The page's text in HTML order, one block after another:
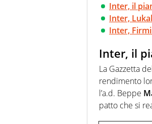
Inter, il
Inter,
Inter,
Inter, il
La Gazzetta
rendimento
l’a.d. Beppe
patto che si